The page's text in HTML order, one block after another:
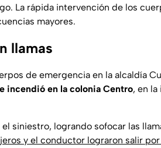
La rápida intervención de los
mayores.
llamas
de emergencia en la alcaldía
incendió en la colonia Centro, en
siniestro, logrando sofocar las
y el conductor lograron salir